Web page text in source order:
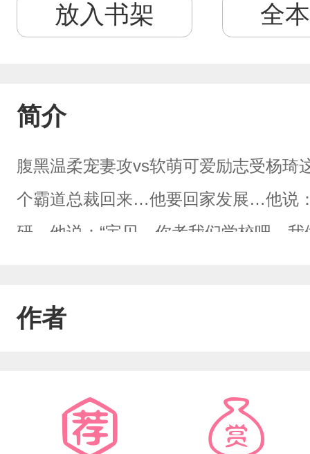
放入书架 全
简介
腹黑温柔宠妻攻vs软萌可爱励志受杨琦
个霸道总裁回来…他要回家发展…他说
研…他说：“宝贝，你考我们学校吧，我
只想把最好的东西都给他…却有现实
作者